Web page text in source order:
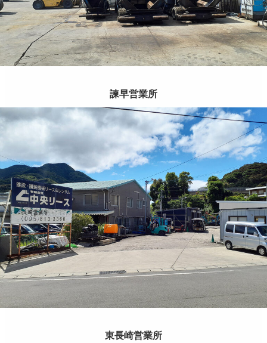
諫早営業所
東長崎営業所